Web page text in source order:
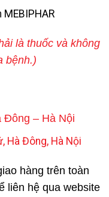
là thuốc và không
bệnh.)
Đông – Hà Nội
Hà Đông, Hà Nội
hàng trên toàn
liên hệ qua website